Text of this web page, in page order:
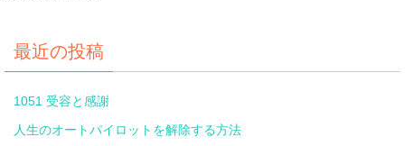
最近の投稿
1051 受容と感謝
人生のオートパイロットを解除する方法